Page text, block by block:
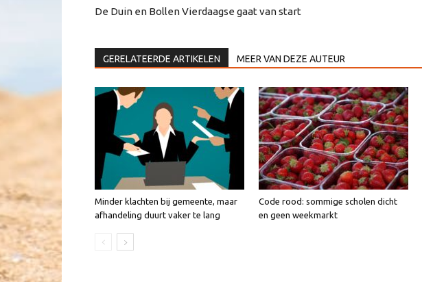
De Duin en Bollen Vierdaagse gaat van start
GERELATEERDE ARTIKELEN MEER VAN DEZE AUTEUR
Minder klachten bij gemeente, maar
afhandeling duurt vaker te lang
Code rood: sommige scholen dicht
en geen weekmarkt